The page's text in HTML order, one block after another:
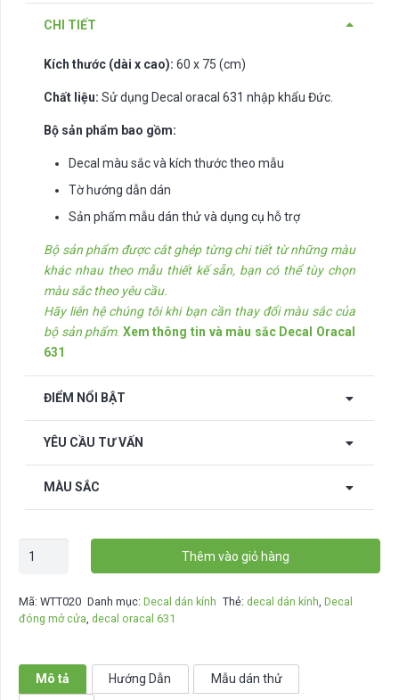
CHI TIẾT
Kích thước (dài x cao): 60 x 75 (cm)
Chất liệu: Sử dụng Decal oracal 631 nhập khẩu Đức.
Bộ sản phẩm bao gồm:
Decal màu sắc và kích thước theo mẫu
Tờ hướng dẫn dán
Sản phẩm mẫu dán thử và dụng cụ hỗ trợ
Bộ sản phẩm được cắt ghép từng chi tiết từ những màu
khác nhau theo mẫu thiết kế sẵn, bạn có thể tùy chọn
màu sắc theo yêu cầu.
Hãy liên hệ chúng tôi khi bạn cần thay đổi màu sắc của
bộ sản phẩm. Xem thông tin và màu sắc Decal Oracal
631
ĐIỂM NỔI BẬT
YÊU CẦU TƯ VẤN
MÀU SẮC
Decal
Have
Day
-
Thêm vào giỏ hàng
Mã: WTT020 Danh mục:Decal dán kính Thẻ:decal dán kính ,Decal
đóng mở cửa decal oracal 631
Mô tả Hướng Dẫn Mẫu dán thử